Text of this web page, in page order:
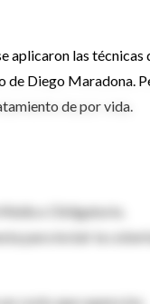
aplicaron las técnicas
de Diego Maradona.
de por vida.
Obligatorio.
para incluir la